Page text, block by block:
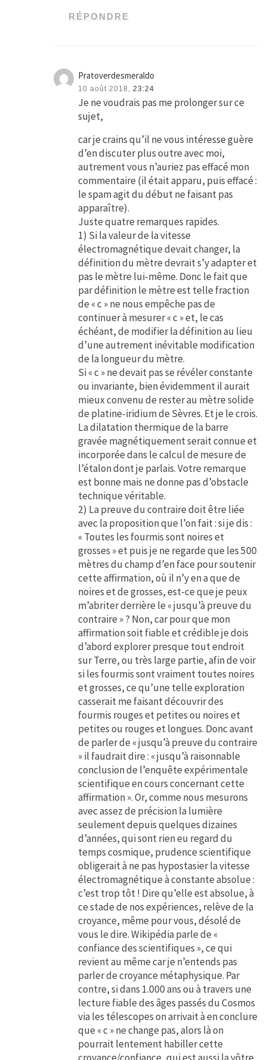
RÉPONDRE
Pratoverdesmeraldo
10 août 2018, 23:24
Je ne voudrais pas me prolonger sur ce
sujet,
car je crains qu’il ne vous intéresse guère
d’en discuter plus outre avec moi,
autrement vous n’auriez pas effacé mon
commentaire (il était apparu, puis effacé :
le spam agit du début ne faisant pas
apparaître).
Juste quatre remarques rapides.
1) Si la valeur de la vitesse
électromagnétique devait changer, la
définition du mètre devrait s’y adapter et
pas le mètre lui-même. Donc le fait que
par définition le mètre est telle fraction
de « c » ne nous empêche pas de
continuer à mesurer « c » et, le cas
échéant, de modifier la définition au lieu
d’une autrement inévitable modification
de la longueur du mètre.
Si « c » ne devait pas se révéler constante
ou invariante, bien évidemment il aurait
mieux convenu de rester au mètre solide
de platine-iridium de Sèvres. Et je le crois.
La dilatation thermique de la barre
gravée magnétiquement serait connue et
incorporée dans le calcul de mesure de
l’étalon dont je parlais. Votre remarque
est bonne mais ne donne pas d’obstacle
technique véritable.
2) La preuve du contraire doit être liée
avec la proposition que l’on fait : si je dis :
« Toutes les fourmis sont noires et
grosses » et puis je ne regarde que les 500
mètres du champ d’en face pour soutenir
cette affirmation, où il n’y en a que de
noires et de grosses, est-ce que je peux
m’abriter derrière le « jusqu’à preuve du
contraire » ? Non, car pour que mon
affirmation soit fiable et crédible je dois
d’abord explorer presque tout endroit
sur Terre, ou très large partie, afin de voir
si les fourmis sont vraiment toutes noires
et grosses, ce qu’une telle exploration
casserait me faisant découvrir des
fourmis rouges et petites ou noires et
petites ou rouges et longues. Donc avant
de parler de « jusqu’à preuve du contraire
» il faudrait dire : « jusqu’à raisonnable
conclusion de l’enquête expérimentale
scientifique en cours concernant cette
affirmation ». Or, comme nous mesurons
avec assez de précision la lumière
seulement depuis quelques dizaines
d’années, qui sont rien eu regard du
temps cosmique, prudence scientifique
obligerait à ne pas hypostasier la vitesse
électromagnétique à constante absolue :
c’est trop tôt ! Dire qu’elle est absolue, à
ce stade de nos expériences, relève de la
croyance, même pour vous, désolé de
vous le dire. Wikipédia parle de «
confiance des scientifiques », ce qui
revient au même car je n’entends pas
parler de croyance métaphysique. Par
contre, si dans 1.000 ans ou à travers une
lecture fiable des âges passés du Cosmos
via les télescopes on arrivait à en conclure
que « c » ne change pas, alors là on
pourrait lentement habiller cette
croyance/confiance, qui est aussi la vôtre,